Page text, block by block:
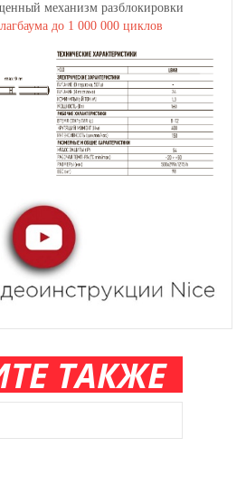
механизм разблокировки
до 1 000 000 циклов
ТАКЖЕ